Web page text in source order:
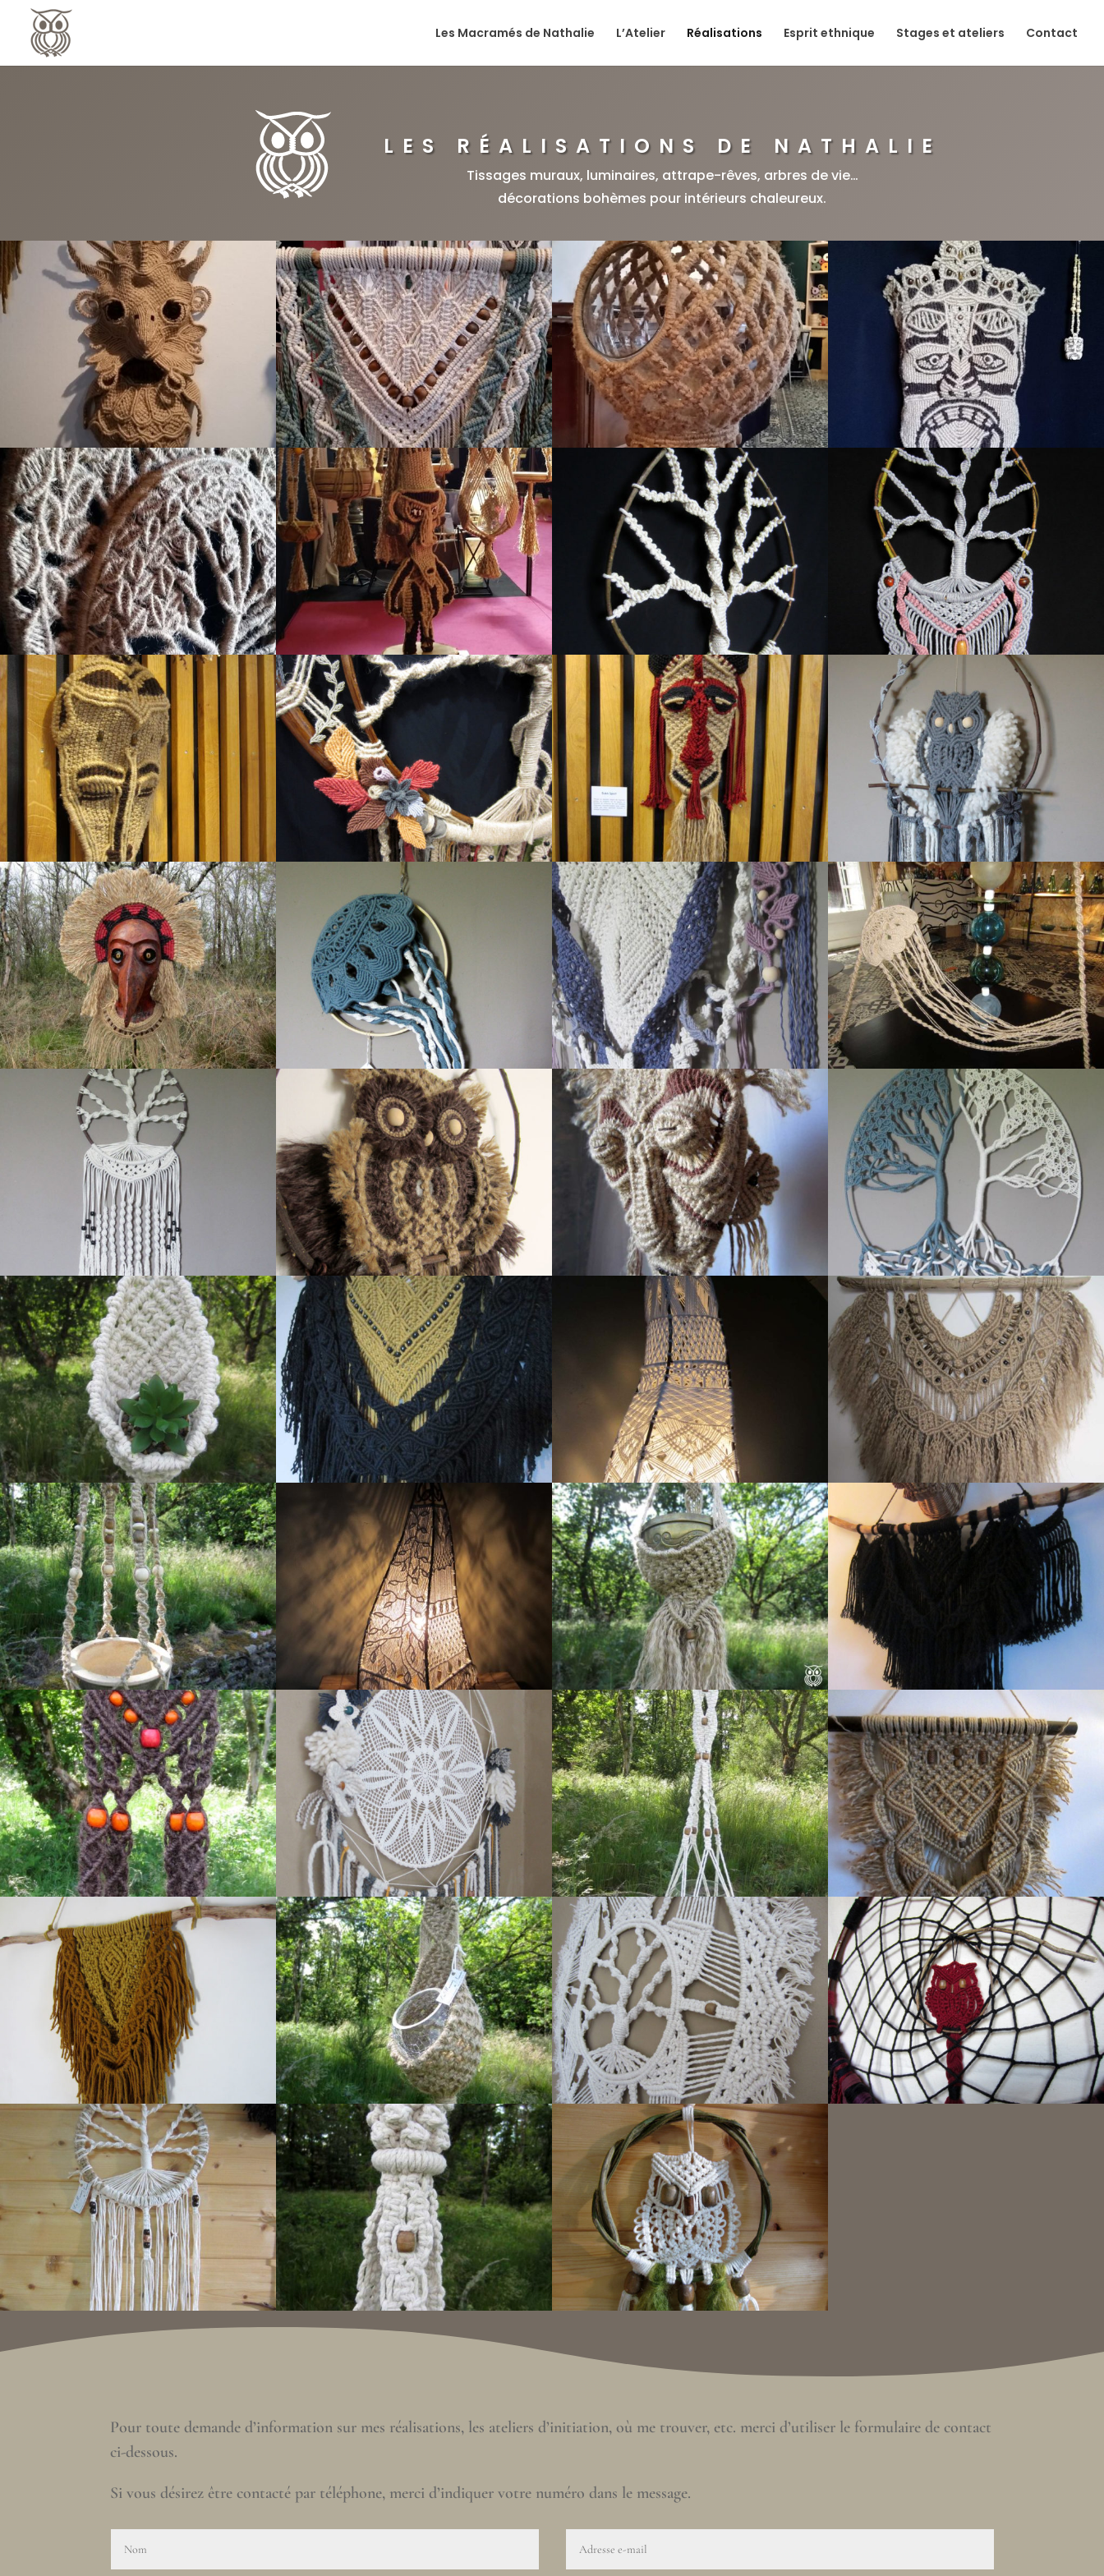
Les Macramés de Nathalie L’Atelier Réalisations Esprit ethnique Stages et ateliers Contact
LES RÉALISATIONS DE NATHALIE
Tissages muraux, luminaires, attrape-rêves, arbres de vie…
décorations bohèmes pour intérieurs chaleureux.
Pour toute demande d’information sur mes réalisations, les ateliers d’initiation, où me trouver, etc. merci d’utiliser le formulaire de contact
ci-dessous.
Si vous désirez être contacté par téléphone, merci d’indiquer votre numéro dans le message.